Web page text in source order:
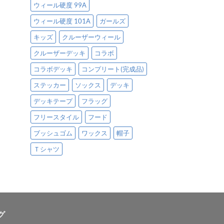
ウィール硬度 99A
ウィール硬度 101A
ガールズ
キッズ
クルーザーウィール
クルーザーデッキ
コラボ
コラボデッキ
コンプリート(完成品)
ステッカー
ソックス
デッキ
デッキテープ
フラッグ
フリースタイル
フード
ブッシュゴム
ワックス
帽子
Ｔシャツ